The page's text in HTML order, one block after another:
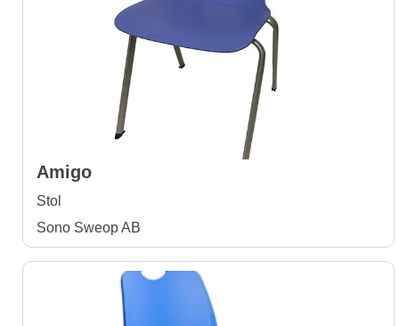
Amigo
Stol
Sono Sweop AB